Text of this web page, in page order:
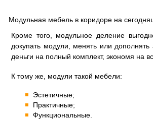
Модульная мебель в коридоре на
Кроме того, модульное деление
докупать модули, менять или
деньги на полный комплект, экономя на
К тому же, модули такой мебели:
Эстетичные;
Практичные;
Функциональные.